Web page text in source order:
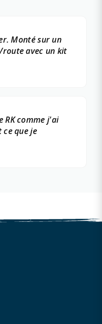
Monté sur un
route avec un kit
comme j'ai
que je